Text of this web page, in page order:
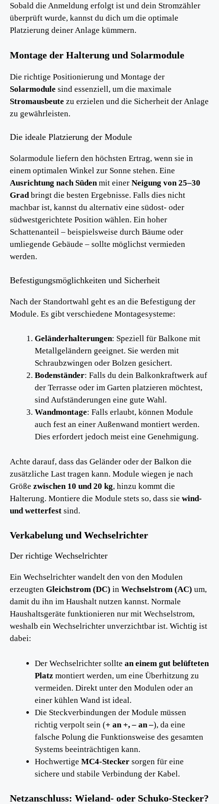
Sobald die Anmeldung erfolgt ist und dein Stromzähler
überprüft wurde, kannst du dich um die optimale
Platzierung deiner Anlage kümmern.
Montage der Halterung und Solarmodule
Die richtige Positionierung und Montage der
Solarmodule sind essenziell, um die maximale
Stromausbeute zu erzielen und die Sicherheit der Anlage
zu gewährleisten.
Die ideale Platzierung der Module
Solarmodule liefern den höchsten Ertrag, wenn sie in
einem optimalen Winkel zur Sonne stehen. Eine
Ausrichtung nach Südenmit einer Neigung von 25–30
Gradbringt die besten Ergebnisse. Falls dies nicht
machbar ist, kannst du alternativ eine südost- oder
südwestgerichtete Position wählen. Ein hoher
Schattenanteil – beispielsweise durch Bäume oder
umliegende Gebäude – sollte möglichst vermieden
werden.
Befestigungsmöglichkeiten und Sicherheit
Nach der Standortwahl geht es an die Befestigung der
Module. Es gibt verschiedene Montagesysteme:
Geländerhalterungen: Speziell für Balkone mit
Metallgeländern geeignet. Sie werden mit
Schraubzwingen oder Bolzen gesichert.
Bodenständer: Falls du dein Balkonkraftwerk auf
der Terrasse oder im Garten platzieren möchtest,
sind Aufständerungen eine gute Wahl.
Wandmontage: Falls erlaubt, können Module
auch fest an einer Außenwand montiert werden.
Dies erfordert jedoch meist eine Genehmigung.
Achte darauf, dass das Geländer oder der Balkon die
zusätzliche Last tragen kann. Module wiegen je nach
Größe zwischen 10 und 20 kg, hinzu kommt die
Halterung. Montiere die Module stets so, dass sie wind-
und wetterfest sind.
Verkabelung und Wechselrichter
Der richtige Wechselrichter
Ein Wechselrichter wandelt den von den Modulen
erzeugten Gleichstrom (DC) in Wechselstrom (AC) um,
damit du ihn im Haushalt nutzen kannst. Normale
Haushaltsgeräte funktionieren nur mit Wechselstrom,
weshalb ein Wechselrichter unverzichtbar ist. Wichtig ist
dabei:
Der Wechselrichter sollte an einem gut belüfteten
Platz montiert werden, um eine Überhitzung zu
vermeiden. Direkt unter den Modulen oder an
einer kühlen Wand ist ideal.
Die Steckverbindungen der Module müssen
richtig verpolt sein (+ an +, – an –), da eine
falsche Polung die Funktionsweise des gesamten
Systems beeinträchtigen kann.
Hochwertige MC4-Stecker sorgen für eine
sichere und stabile Verbindung der Kabel.
Netzanschluss: Wieland- oder Schuko-Stecker?